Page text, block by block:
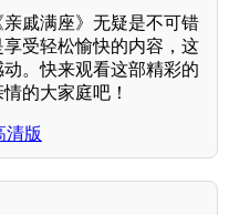
戚满座》无疑是不可错
受轻松愉快的内容，这
。快来观看这部精彩的
的大家庭吧！
清版